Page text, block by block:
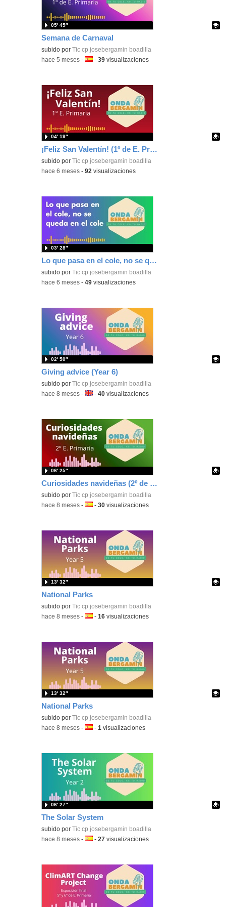
Semana de Carnaval
Contenido educativo.
subido por Tic cp josebergamin boadilla
05′ 45″
-hace 5 meses -Idioma:
-39 visualizaciones
¡Feliz San Valentín! (1º de E. Primaria)
Contenido educativo.
subido por Tic cp josebergamin boadilla
04′ 19″
-hace 6 meses -92 visualizaciones
Lo que pasa en el cole, no se queda en el cole
subido por Tic cp josebergamin boadilla
03′ 28″
-hace 6 meses -49 visualizaciones
Giving advice (Year 6)
Contenido educativo.
subido por Tic cp josebergamin boadilla
02′ 50″
-hace 8 meses -Idioma:
-40 visualizaciones
Curiosidades navideñas (2º de E. Primaria)
Contenido educativo.
subido por Tic cp josebergamin boadilla
06′ 25″
-hace 8 meses -Idioma:
-30 visualizaciones
National Parks
Contenido educativo.
subido por Tic cp josebergamin boadilla
13′ 32″
-hace 8 meses -Idioma:
-16 visualizaciones
National Parks
Contenido educativo.
subido por Tic cp josebergamin boadilla
13′ 32″
-hace 8 meses -Idioma:
-1 visualizaciones
The Solar System
Contenido educativo.
subido por Tic cp josebergamin boadilla
06′ 27″
-hace 8 meses -Idioma:
-27 visualizaciones